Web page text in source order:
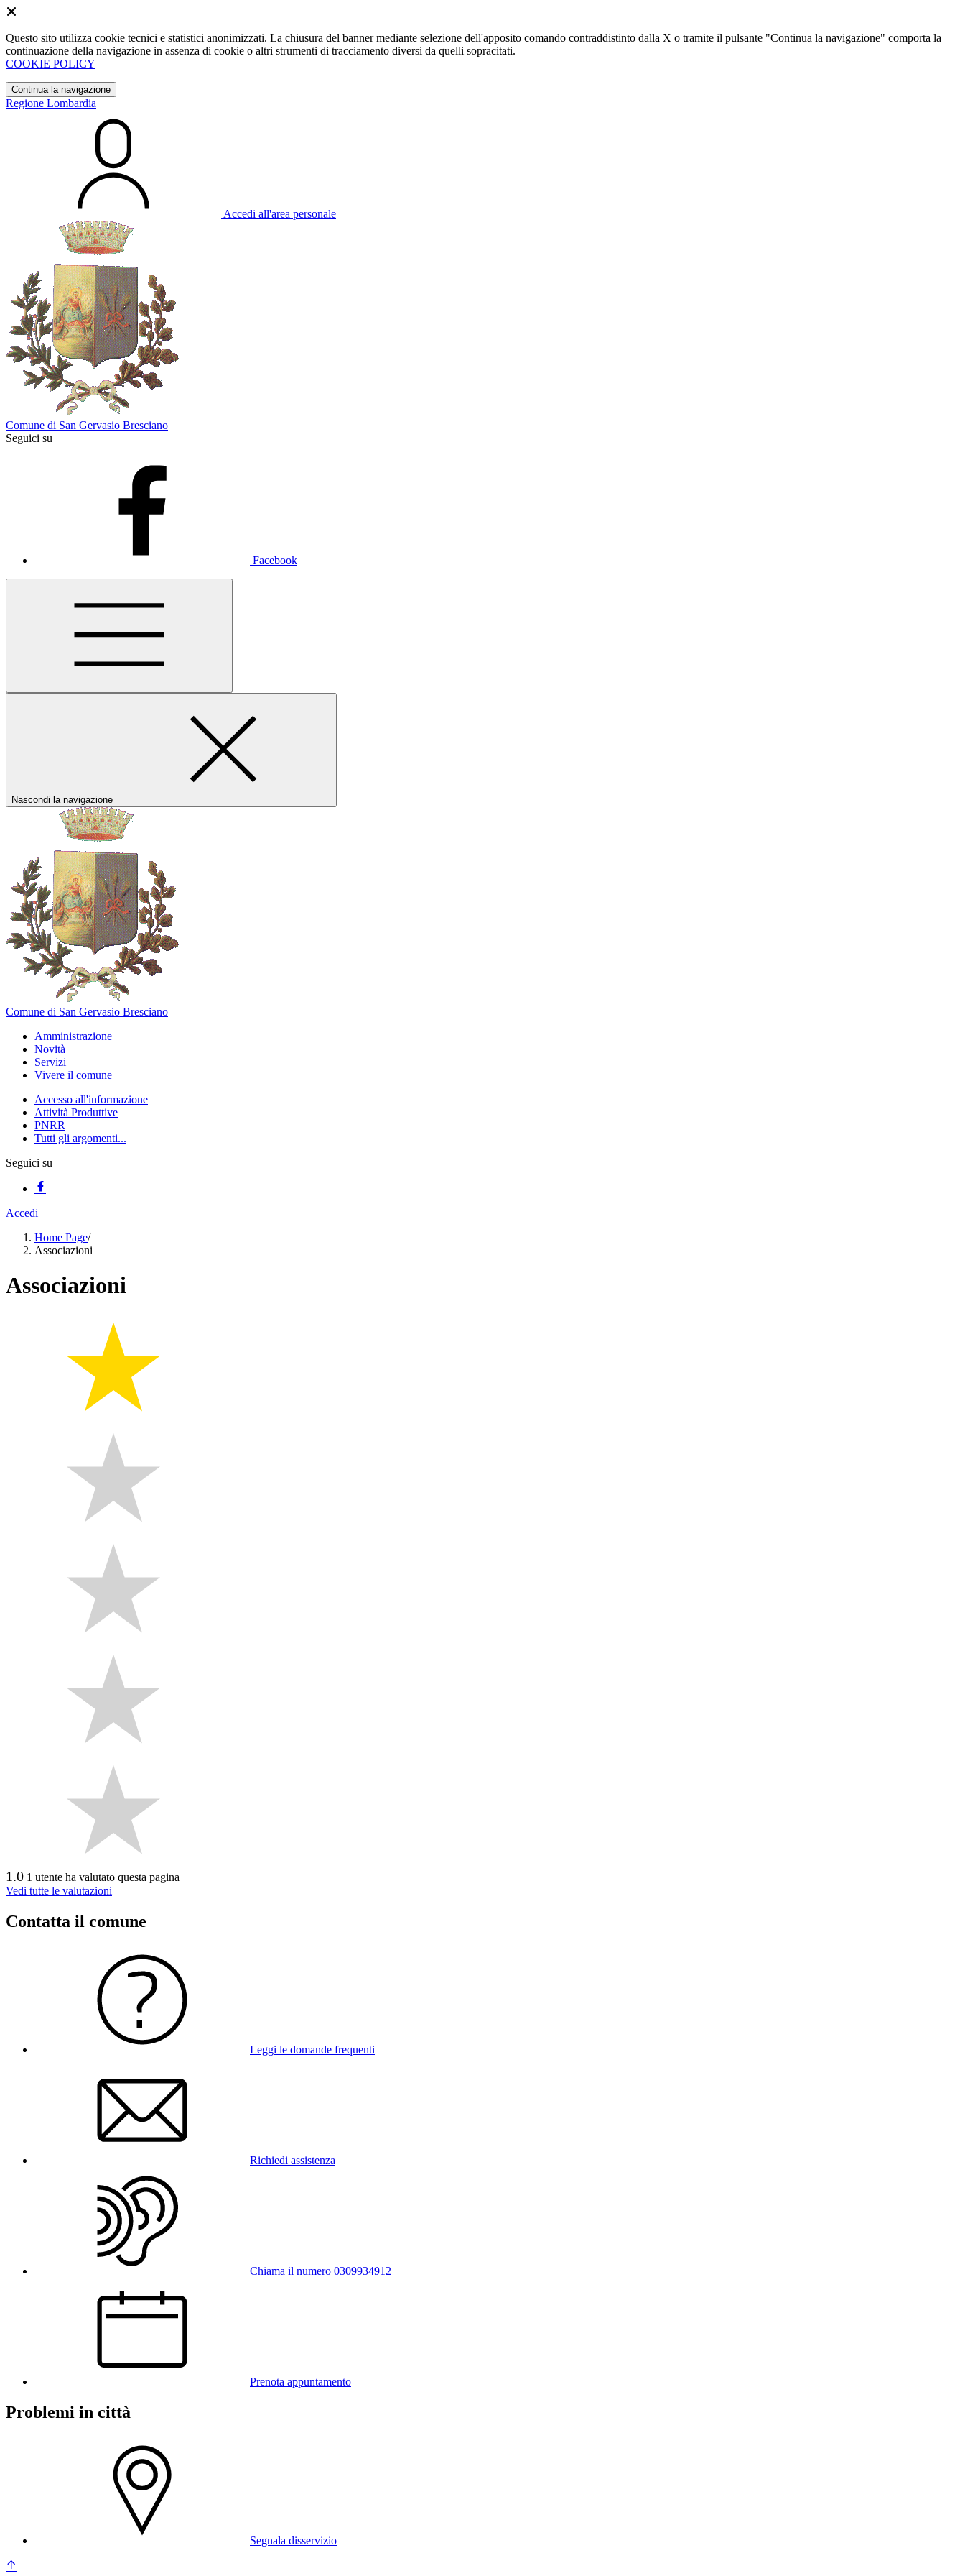
Questo sito utilizza cookie tecnici e statistici anonimizzati. La chiusura del banner mediante selezione dell'apposito comando contraddistinto dalla X o tramite il pulsante "Continua la navigazione" comporta la
continuazione della navigazione in assenza di cookie o altri strumenti di tracciamento diversi da quelli sopracitati.
COOKIE POLICY
Continua la navigazione
Regione Lombardia
Accedi all'area personale
Comune di San Gervasio Bresciano
Seguici su
Facebook
Nascondi la navigazione
Comune di San Gervasio Bresciano
Amministrazione
Novità
Servizi
Vivere il comune
Accesso all'informazione
Attività Produttive
PNRR
Tutti gli argomenti...
Seguici su
Accedi
Home Page/
Associazioni
Associazioni
1.0 1 utente ha valutato questa pagina
Vedi tutte le valutazioni
Contatta il comune
Leggi le domande frequenti
Richiedi assistenza
Chiama il numero 0309934912
Prenota appuntamento
Problemi in città
Segnala disservizio